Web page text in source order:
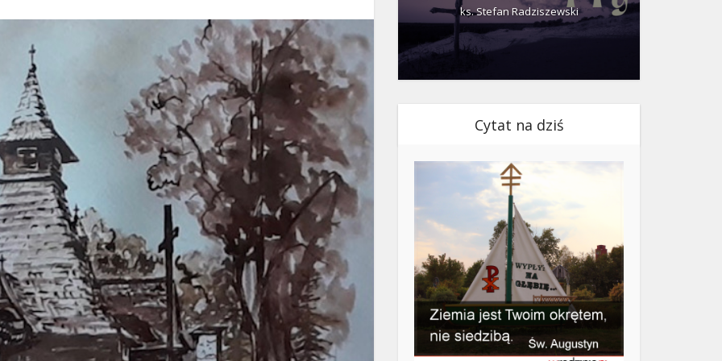
ks. Stefan Radziszewski
Cytat na dziś